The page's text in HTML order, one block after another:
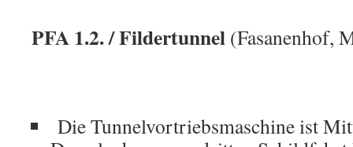
PFA 1.2. / Fildertunnel (Fasanenhof,
Die Tunnelvortriebsmaschine ist